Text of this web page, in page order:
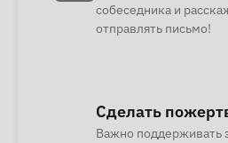
собеседника и
отправлять письмо!
Сделать
Важно поддерживать